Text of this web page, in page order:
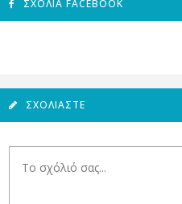
ΣΧΌΛΙΑ FACEBOOK
ΣΧΟΛΙΆΣΤΕ